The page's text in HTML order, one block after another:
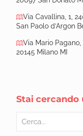
Via Cavallina, 1,
San Paolo d’Argon
Via Mario Pagano,
20145 Milano MI
Stai cercando